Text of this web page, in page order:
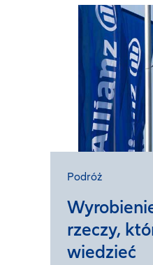
Podróż
rzeczy,
wiedzieć